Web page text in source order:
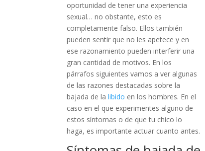
oportunidad de tener una experiencia
sexual… no obstante, esto es
completamente falso. Ellos también
pueden sentir que no les apetece y en
ese razonamiento pueden interferir una
gran cantidad de motivos. En los
párrafos siguientes vamos a ver algunas
de las razones destacadas sobre la
bajada de lalibido en los hombres. En el
caso en el que experimentes alguno de
estos síntomas o de que tu chico lo
haga, es importante actuar cuanto antes.